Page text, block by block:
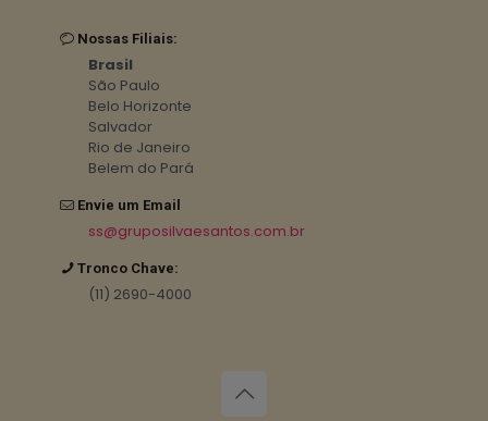
Nossas Filiais:
Brasil
São Paulo
Belo Horizonte
Salvador
Rio de Janeiro
Belem do Pará
Envie um Email
ss@gruposilvaesantos.com.br
Tronco Chave:
(11) 2690-4000